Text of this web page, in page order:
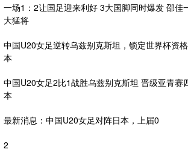
一场1：2让国足迎来利好 3大国脚同时爆发 邵佳
大猛将
中国U20女足逆转乌兹别克斯坦，锁定世界杯资
本
中国U20女足2比1战胜乌兹别克斯坦 晋级亚青赛
本
最新消息：中国U20女足对阵日本，上届0
2